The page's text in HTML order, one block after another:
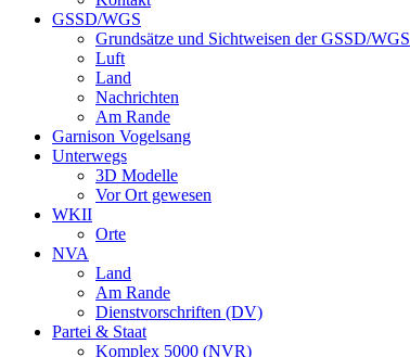
GSSD/WGS
Grundsätze und Sichtweisen der GSSD/WGS
Luft
Land
Nachrichten
Am Rande
Garnison Vogelsang
Unterwegs
3D Modelle
Vor Ort gewesen
WKII
Orte
NVA
Land
Am Rande
Dienstvorschriften (DV)
Partei & Staat
Komplex 5000 (NVR)